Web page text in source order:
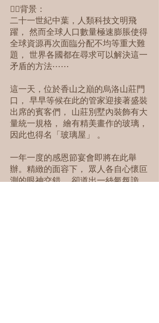
✍🏼背景：
二十一世紀中葉，人類科技文明飛
躍， 然而全球人口數量極速膨脹使得
全球資源再次面臨分配不均等重大難
題， 世界各國都在尋求可以解決這一
矛盾的方法⋯⋯
這一天，位於香山之巔的烏洛山莊門
口， 早早等候在此的管家迎接著盛裝
出席的賓客們， 山莊別墅內裝飾有大
量統一規格， 繪有精美畫作的玻璃，
因此也得名「玻璃屋」 。
一年一度的感恩節宴會即將在此舉
辦。精緻的面容下， 眾人各自心懷叵
測的眼神交錯， 卻道出一絲氣氛詭